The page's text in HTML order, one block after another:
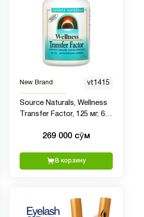
New Brand vt1415
Source Naturals, Wellness
Transfer Factor, 125 мг, 60
269 000 сӯм
В корзину